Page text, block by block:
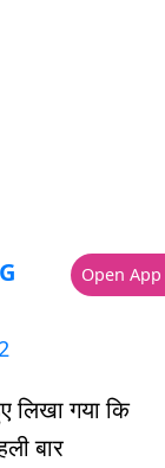
लिखा गया कि
बार
Open App